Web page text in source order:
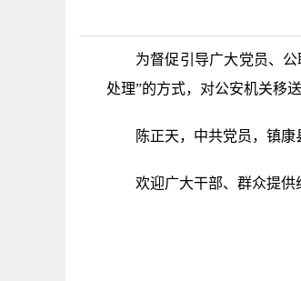
为督促引导广大党员、
处理”的方式，对公安机关移
陈正天，中共党员，镇康
欢迎广大干部、群众提供